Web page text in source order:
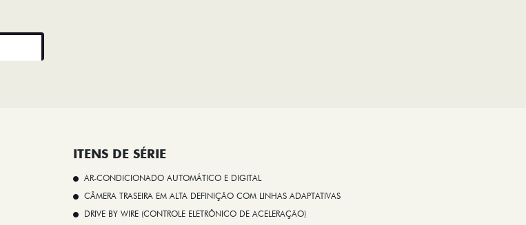
ITENS DE SÉRIE
AR-CONDICIONADO AUTOMÁTICO E DIGITAL
CÂMERA TRASEIRA EM ALTA DEFINIÇÃO COM LINHAS ADAPTATIVAS
DRIVE BY WIRE (CONTROLE ELETRÔNICO DE ACELERAÇÃO)